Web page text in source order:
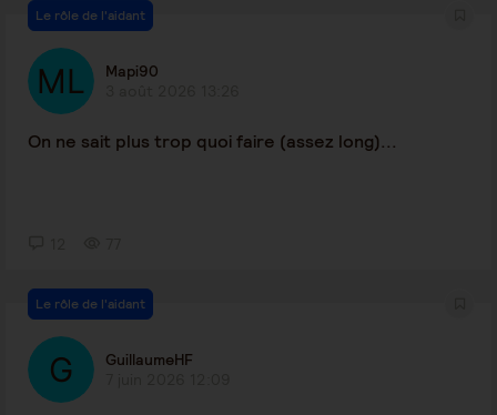
Le rôle de l'aidant
Mapi90
On ne sait plus trop quoi faire (assez long)...
Le rôle de l'aidant
GuillaumeHF